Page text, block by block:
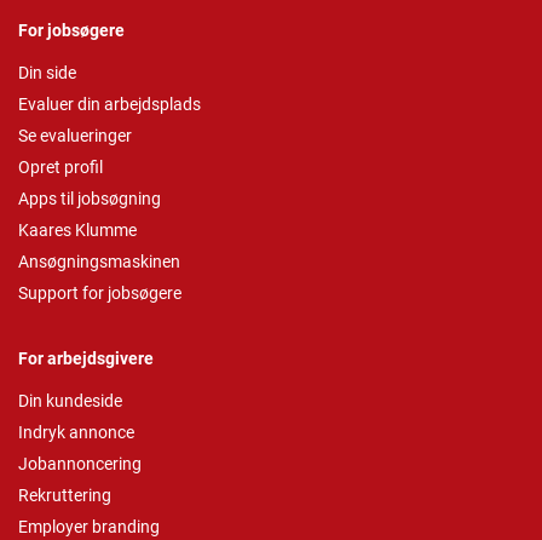
For jobsøgere
Din side
Evaluer din arbejdsplads
Se evalueringer
Opret profil
Apps til jobsøgning
Kaares Klumme
Ansøgningsmaskinen
Support for jobsøgere
For arbejdsgivere
Din kundeside
Indryk annonce
Jobannoncering
Rekruttering
Employer branding